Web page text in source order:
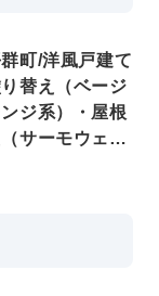
町/洋風戸建て
替え（ベージ
ジ系）・屋根
サーモウェザ